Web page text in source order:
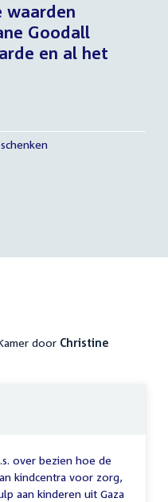
waarden
Goodall
en al het
door Christine
over bezien hoe de
kindcentra voor zorg,
aan kinderen uit Gaza